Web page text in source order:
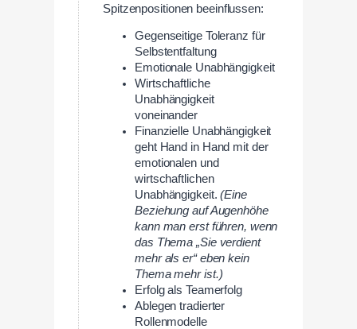
Spitzenpositionen beeinflussen:
Gegenseitige Toleranz für
Selbstentfaltung
Emotionale Unabhängigkeit
Wirtschaftliche
Unabhängigkeit
voneinander
Finanzielle Unabhängigkeit
geht Hand in Hand mit der
emotionalen und
wirtschaftlichen
Unabhängigkeit.(Eine
Beziehung auf Augenhöhe
kann man erst führen, wenn
das Thema „Sie verdient
mehr als er“ eben kein
Thema mehr ist.)
Erfolg als Teamerfolg
Ablegen tradierter
Rollenmodelle